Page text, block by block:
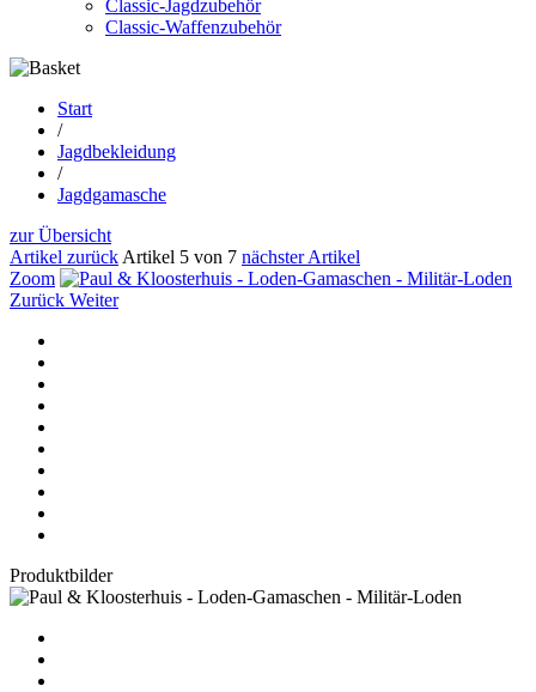
Classic-Jagdzubehör
Classic-Waffenzubehör
Start
/
Jagdbekleidung
/
Jagdgamasche
zur Übersicht
Artikel zurück Artikel 5 von 7 nächster Artikel
Zoom
Zurück Weiter
Produktbilder